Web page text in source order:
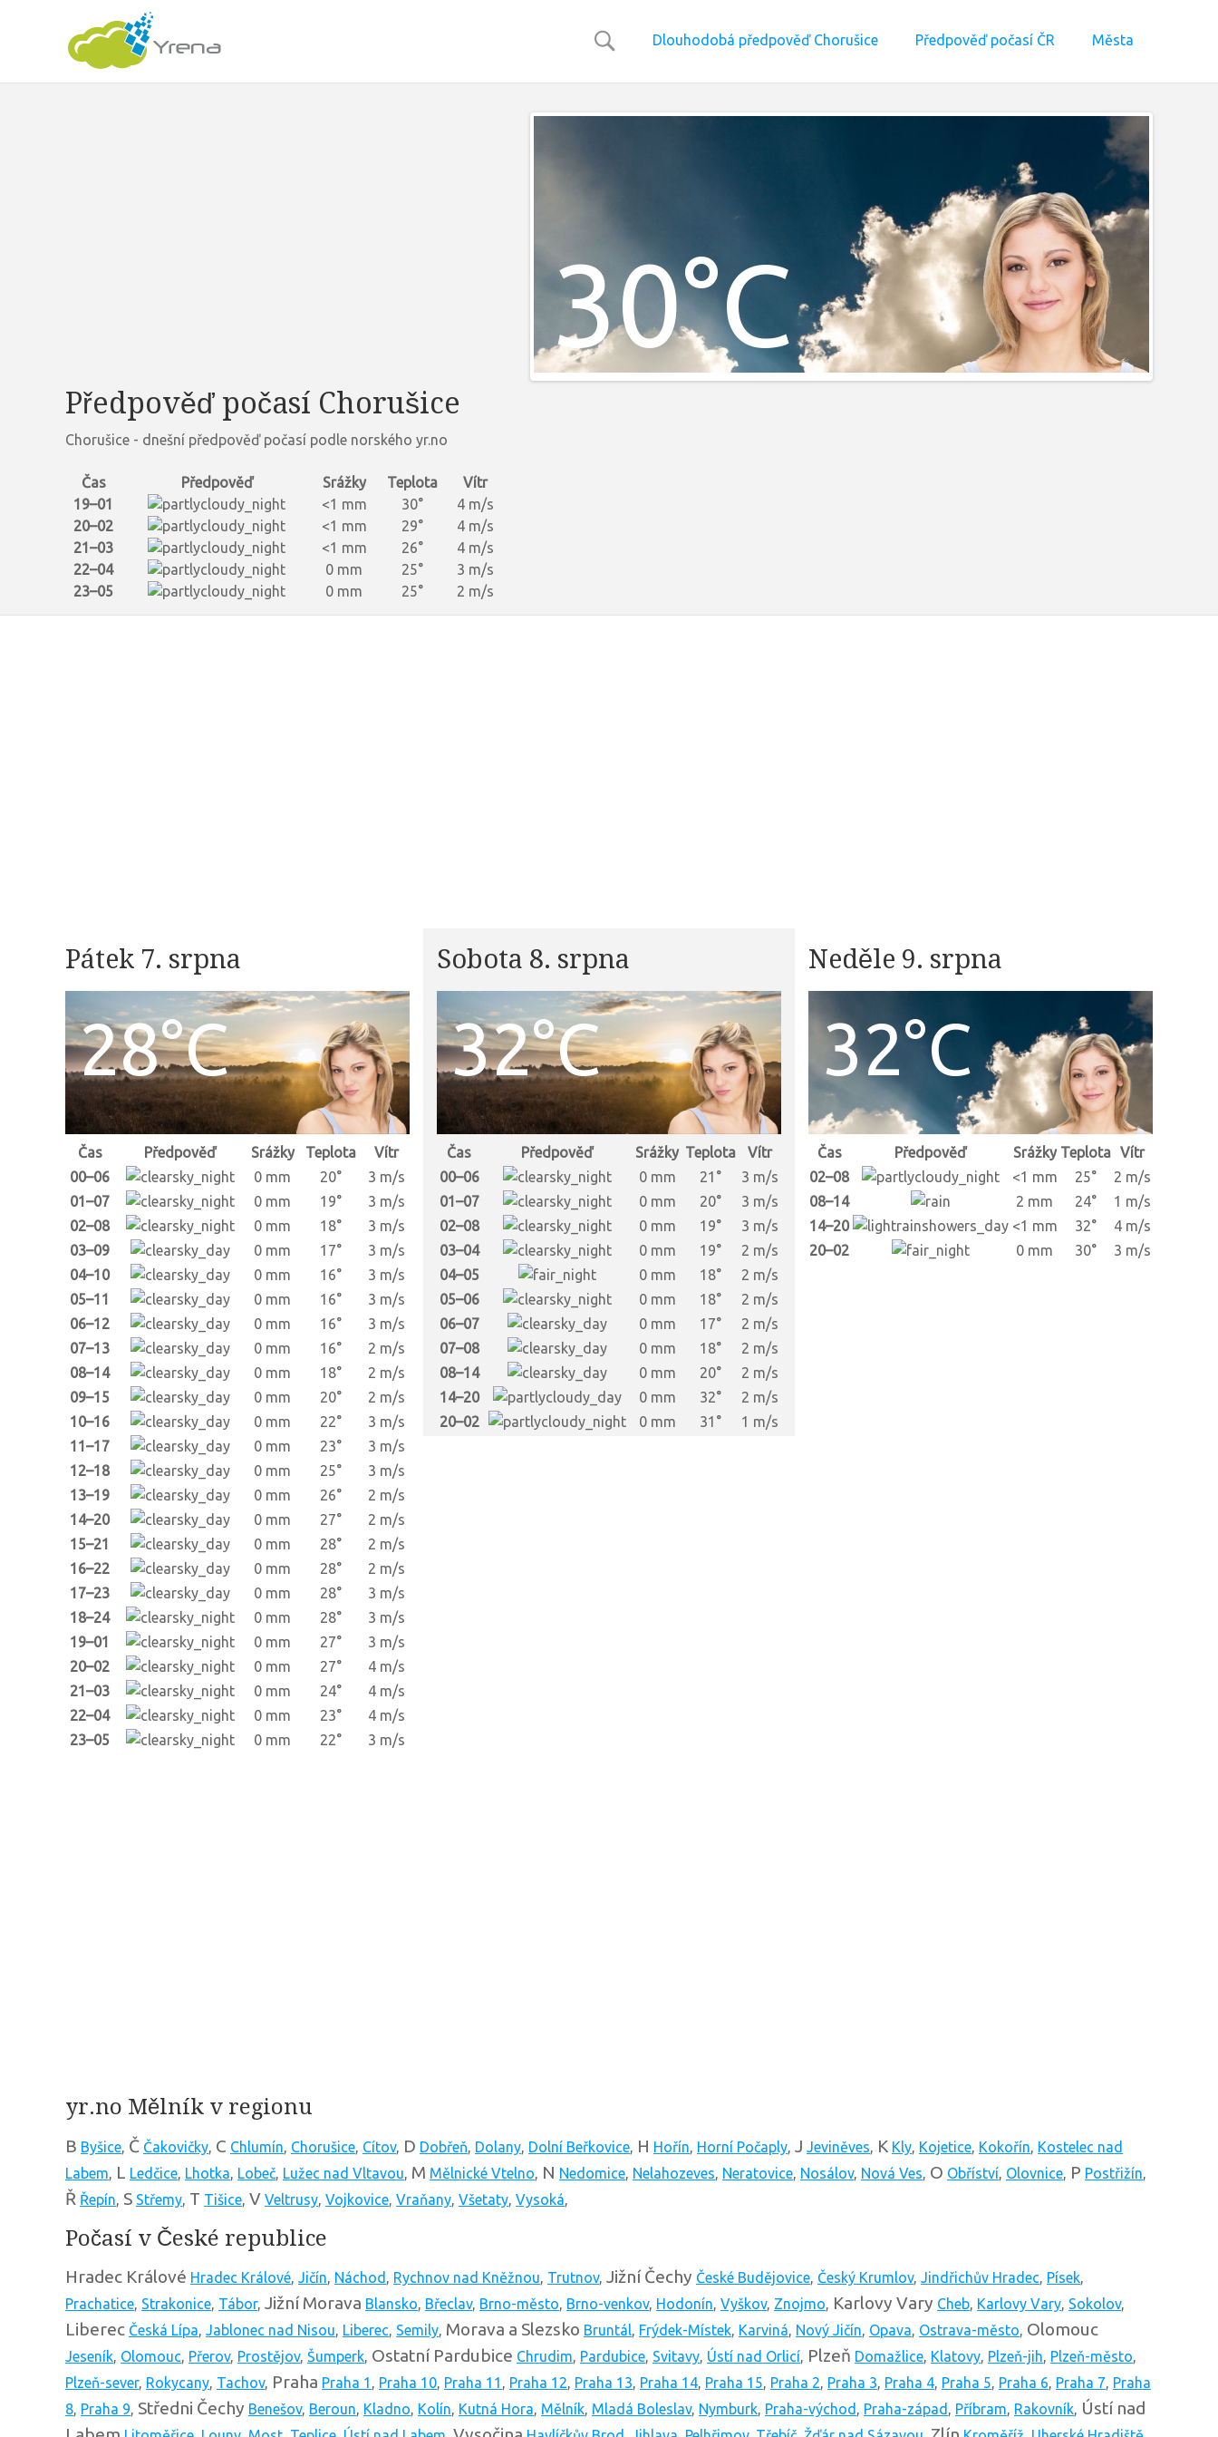
Dlouhodobá předpověď Chorušice Předpověď počasí ČR Města
Předpověď počasí Chorušice
Chorušice - dnešní předpověď počasí podle norského yr.no
Čas Předpověď Srážky Teplota
Vítr
19–01
<1 mm 30°
4 m/s
20–02
<1 mm 29°
4 m/s
21–03
<1 mm 26°
4 m/s
22–04
0 mm 25°
3 m/s
23–05
0 mm 25° 2 m/s
30°C
Pátek 7. srpna
28°C
Čas Předpověď Srážky Teplota
Vítr
00–06
0 mm 20°
3 m/s
01–07
0 mm 19°
3 m/s
02–08
0 mm 18°
3 m/s
03–09
0 mm 17°
3 m/s
04–10
0 mm 16°
3 m/s
05–11
0 mm 16°
3 m/s
06–12
0 mm 16°
3 m/s
07–13
0 mm 16°
2 m/s
08–14
0 mm 18°
2 m/s
09–15
0 mm 20°
2 m/s
10–16
0 mm 22°
3 m/s
11–17
0 mm 23°
3 m/s
12–18
0 mm 25°
3 m/s
13–19
0 mm 26°
2 m/s
14–20
0 mm 27°
2 m/s
15–21
0 mm 28°
2 m/s
16–22
0 mm 28°
2 m/s
17–23
0 mm 28°
3 m/s
18–24
0 mm 28°
3 m/s
19–01
0 mm 27°
3 m/s
20–02
0 mm 27°
4 m/s
21–03
0 mm 24°
4 m/s
22–04
0 mm 23°
4 m/s
23–05
0 mm 22° 3 m/s
Sobota 8. srpna
32°C
Čas Předpověď Srážky Teplota
Vítr
00–06
0 mm 21°
3 m/s
01–07
0 mm 20°
3 m/s
02–08
0 mm 19°
3 m/s
03–04
0 mm 19°
2 m/s
04–05
0 mm 18°
2 m/s
05–06
0 mm 18°
2 m/s
06–07
0 mm 17°
2 m/s
07–08
0 mm 18°
2 m/s
08–14
0 mm 20°
2 m/s
14–20
0 mm 32°
2 m/s
20–02
0 mm 31° 1 m/s
Neděle 9. srpna
32°C
Čas Předpověď Srážky Teplota Vítr
02–08
<1 mm 25°
2 m/s
08–14
2 mm 24°
1 m/s
14–20
<1 mm 32°
4 m/s
20–02
0 mm 30° 3 m/s
yr.no Mělník v regionu
B Byšice, Č Čakovičky, C Chlumín, Chorušice, Cítov, D Dobřeň, Dolany, Dolní Beřkovice, H Hořín, Horní Počaply, J Jeviněves, K Kly, Kojetice, Kokořín, Kostelec nad
Labem, L Ledčice, Lhotka, Lobeč, Lužec nad Vltavou, M Mělnické Vtelno, N Nedomice, Nelahozeves, Neratovice, Nosálov, Nová Ves, O Obříství, Olovnice, P Postřižín,
Ř Řepín, S Střemy, T Tišice, V Veltrusy, Vojkovice, Vraňany, Všetaty, Vysoká,
Počasí v České republice
Hradec Králové Hradec Králové, Jičín, Náchod , Rychnov nad Kněžnou, Trutnov, Jižní Čechy České Budějovice, Český Krumlov, Jindřichův Hradec, Písek,
Prachatice, Strakonice, Tábor, Jižní Morava Blansko, Břeclav, Brno-město, Brno-venkov, Hodonín, Vyškov, Znojmo, Karlovy Vary Cheb, Karlovy Vary, Sokolov,
Liberec Česká Lípa, Jablonec nad Nisou, Liberec, Semily, Morava a Slezsko Bruntál, Frýdek-Místek, Karviná, Nový Jičín, Opava, Ostrava-město, Olomouc
Jeseník, Olomouc, Přerov, Prostějov, Šumperk, Ostatní Pardubice Chrudim, Pardubice, Svitavy, Ústí nad Orlicí, Plzeň Domažlice, Klatovy, Plzeň-jih, Plzeň-město,
Plzeň-sever, Rokycany, Tachov, Praha Praha 1 , Praha 10, Praha 11 , Praha 12, Praha 13, Praha 14, Praha 15, Praha 2, Praha 3, Praha 4, Praha 5, Praha 6, Praha 7, Praha
8, Praha 9, Středni Čechy Benešov, Beroun, Kladno, Kolín, Kutná Hora, Mělník, Mladá Boleslav, Nymburk, Praha-východ , Praha-západ , Příbram, Rakovník, Ústí nad